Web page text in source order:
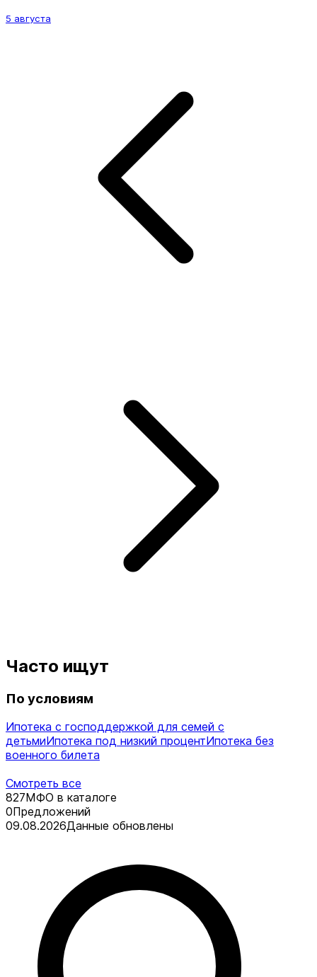
5 августа
Часто ищут
По условиям
Ипотека с господдержкой для семей с
детьмиИпотека под низкий процентИпотека без
военного билета
Смотреть все
827МФО в каталоге
0Предложений
09.08.2026Данные обновлены